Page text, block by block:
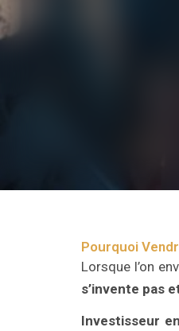
Pourquoi
Lorsque l’on
s’invente pas
Investisseur